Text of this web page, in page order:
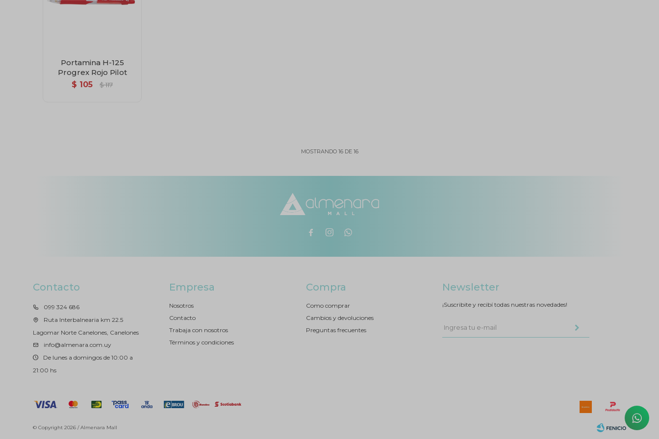
Portamina H-125
Progrex Rojo Pilot
$ 105 $ 117
MOSTRANDO 16DE 16
  
Contacto
099 324 686
Ruta Interbalnearia km 22.5
Lagomar Norte Canelones, Canelones
info@almenara.com.uy
De lunes a domingos de 10:00 a
21:00 hs
Empresa
Nosotros
Contacto
Trabaja con nosotros
Términos y condiciones
Compra
Como comprar
Cambios y devoluciones
Preguntas frecuentes
Newsletter
¡Suscribite y recibí todas nuestras novedades!
© Copyright 2026 / Almenara Mall